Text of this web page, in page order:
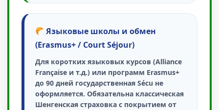
Языковые школы и обмен
(Erasmus+ / Court Séjour)
Для коротких языковых курсов (Alliance
Française и т.д.) или программ Erasmus+
до 90 дней государственная Sécu не
оформляется. Обязательна классическая
Шенгенская страховка с покрытием от